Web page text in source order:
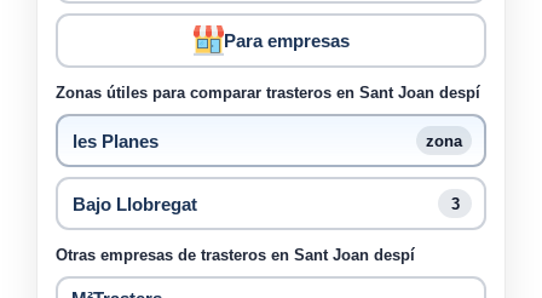
Para empresas
Zonas útiles para comparar trasteros en Sant Joan despí
les Planes zona
Bajo Llobregat 3
Otras empresas de trasteros en Sant Joan despí